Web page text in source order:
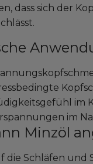
dass sich der
im
im
Minzöl
die Schläfen und